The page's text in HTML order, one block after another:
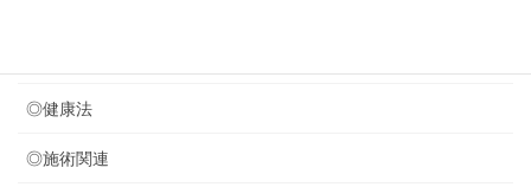
◎健康法
◎施術関連